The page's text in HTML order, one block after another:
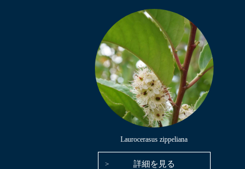
Laurocerasus zippeliana
詳細を見る